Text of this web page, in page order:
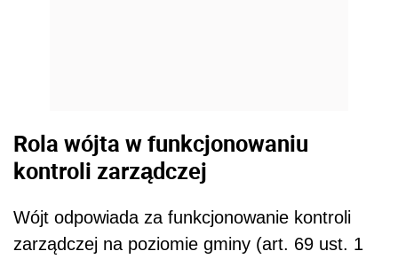
Rola wójta w funkcjonowaniu
kontroli zarządczej
Wójt odpowiada za funkcjonowanie kontroli
zarządczej na poziomie gminy (art. 69 ust. 1